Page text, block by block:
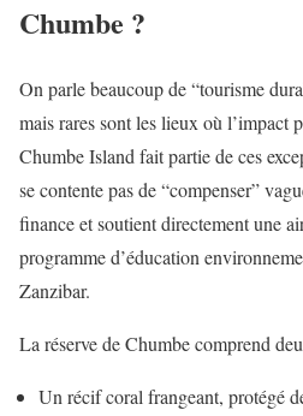
Chumbe ?
On parle beaucoup de “tourisme
mais rares sont les lieux où l’impact
Chumbe Island fait partie de ces
se contente pas de “compenser”
finance et soutient directement une
programme d’éducation
Zanzibar.
La réserve de Chumbe comprend
Un récif coral frangeant, protégé